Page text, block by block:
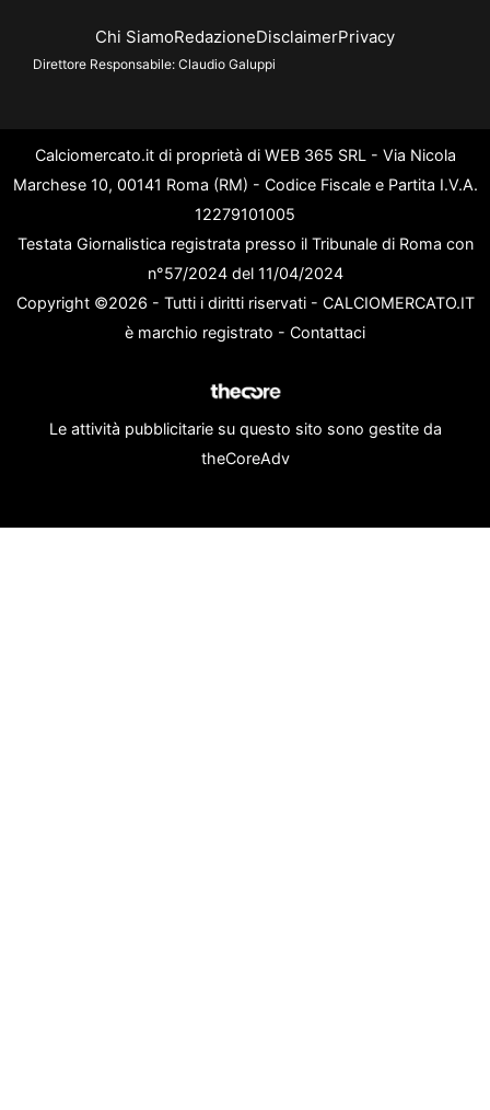
Chi SiamoRedazioneDisclaimerPrivacy
Direttore Responsabile: Claudio Galuppi
Calciomercato.it di proprietà di WEB 365 SRL - Via Nicola
Marchese 10, 00141 Roma (RM) - Codice Fiscale e Partita I.V.A.
12279101005
Testata Giornalistica registrata presso il Tribunale di Roma con
n°57/2024 del 11/04/2024
Copyright ©2026 - Tutti i diritti riservati - CALCIOMERCATO.IT
è marchio registrato - Contattaci
Le attività pubblicitarie su questo sito sono gestite da
theCoreAdv